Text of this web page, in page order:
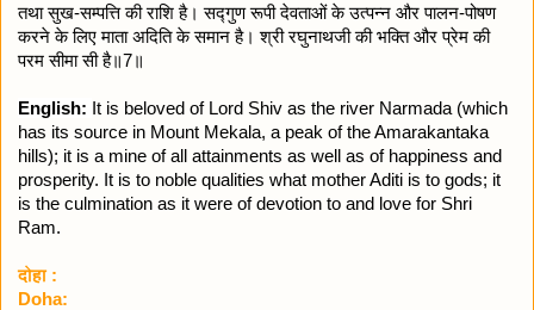
तथा सुख-सम्पत्ति की राशि है। सद्गुण रूपी देवताओं के उत्पन्न और पालन-पोषण
करने के लिए माता अदिति के समान है। श्री रघुनाथजी की भक्ति और प्रेम की
परम सीमा सी है॥7॥
English: It is beloved of Lord Shiv as the river Narmada (which
has its source in Mount Mekala, a peak of the Amarakantaka
hills); it is a mine of all attainments as well as of happiness and
prosperity. It is to noble qualities what mother Aditi is to gods; it
is the culmination as it were of devotion to and love for Shri
Ram.
दोहा :
Doha: